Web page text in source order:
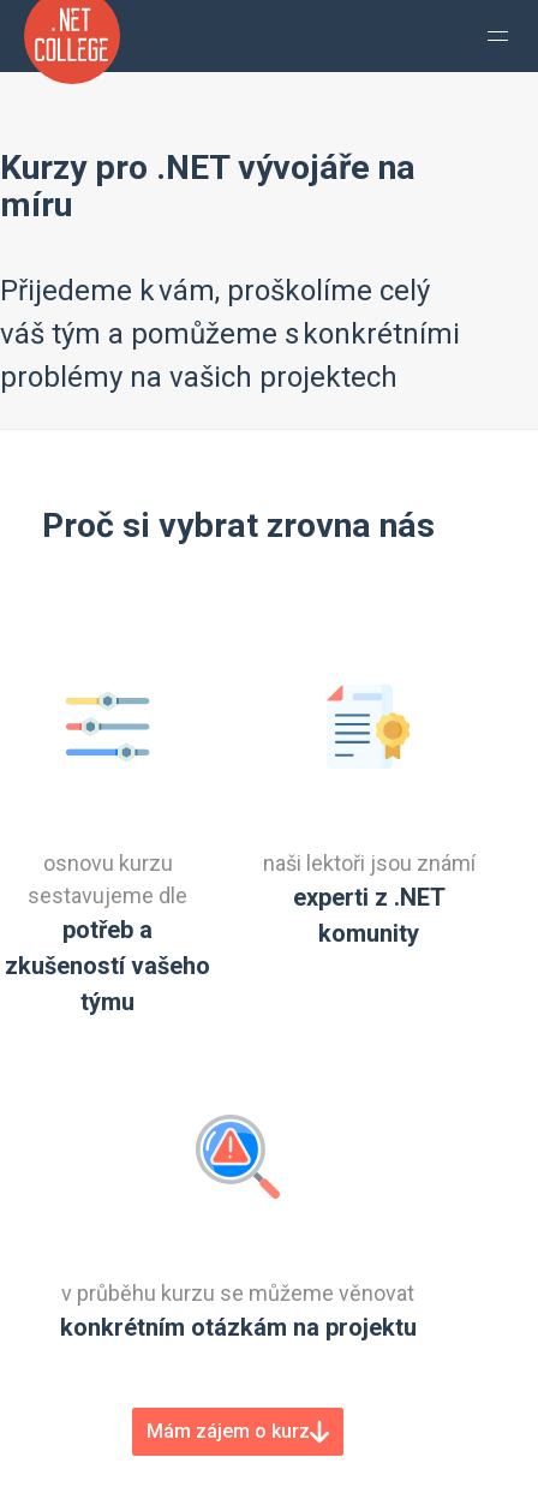
Kurzy pro .NET vývojáře na
míru
Přijedeme k vám, proškolíme celý
váš tým a pomůžeme s konkrétními
problémy na vašich projektech
Proč si vybrat zrovna nás
osnovu kurzu
sestavujeme dle
potřeb a
zkušeností vašeho
týmu
naši lektoři jsou známí
experti z .NET
komunity
v průběhu kurzu se můžeme věnovat
konkrétním otázkám na projektu
Mám zájem o kurz